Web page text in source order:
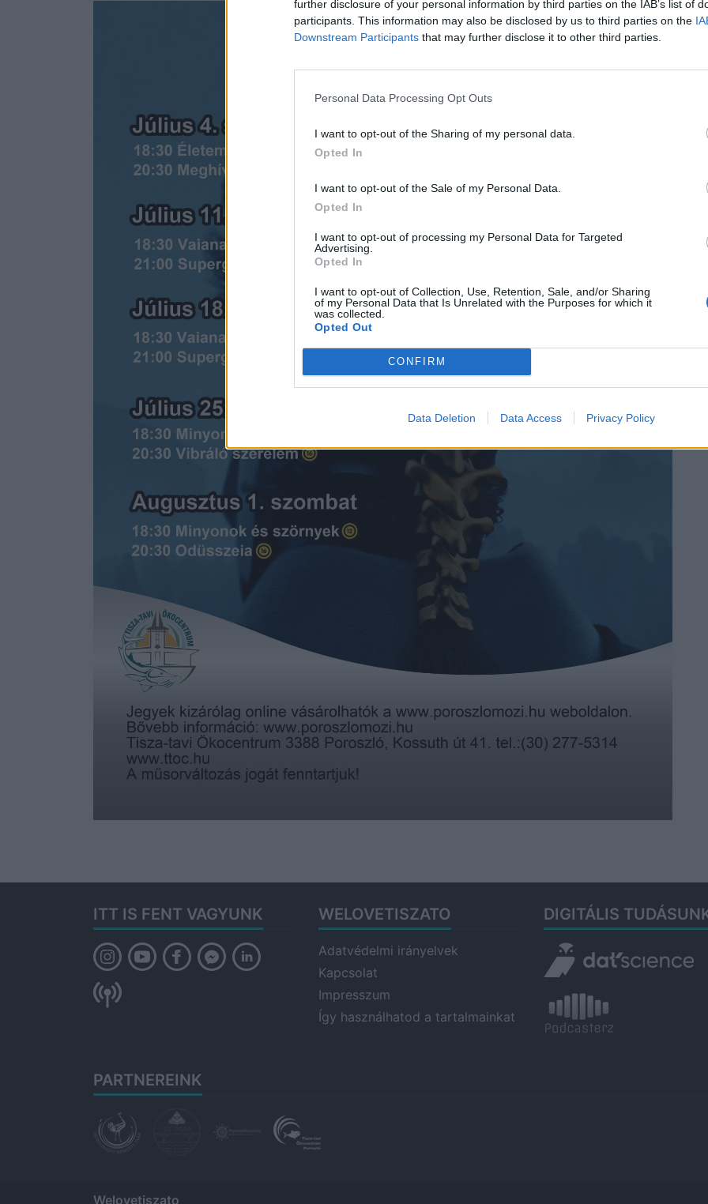
further disclosure of your personal information by third parties on the IAB’s list of
participants. This information may also be disclosed by us to third parties on the
Downstream Participants that may further disclose it to other third parties.
Personal Data Processing Opt Outs
I want to opt-out of the Sharing of my personal data.
Opted In
I want to opt-out of the Sale of my Personal Data.
Opted In
I want to opt-out of processing my Personal Data for Targeted
Advertising.
Opted In
I want to opt-out of Collection, Use, Retention, Sale, and/or Sharing
of my Personal Data that Is Unrelated with the Purposes for which it
was collected.
Opted Out
CONFIRM
Data Deletion Data Access Privacy Policy
–
ITT IS FENT VAGYUNK WELOVETISZATO
Adatvédelmi irányelvek
Kapcsolat
Impresszum
Így használhatod a tartalmainkat
DIGITÁLIS
PARTNEREINK
Welovetiszato